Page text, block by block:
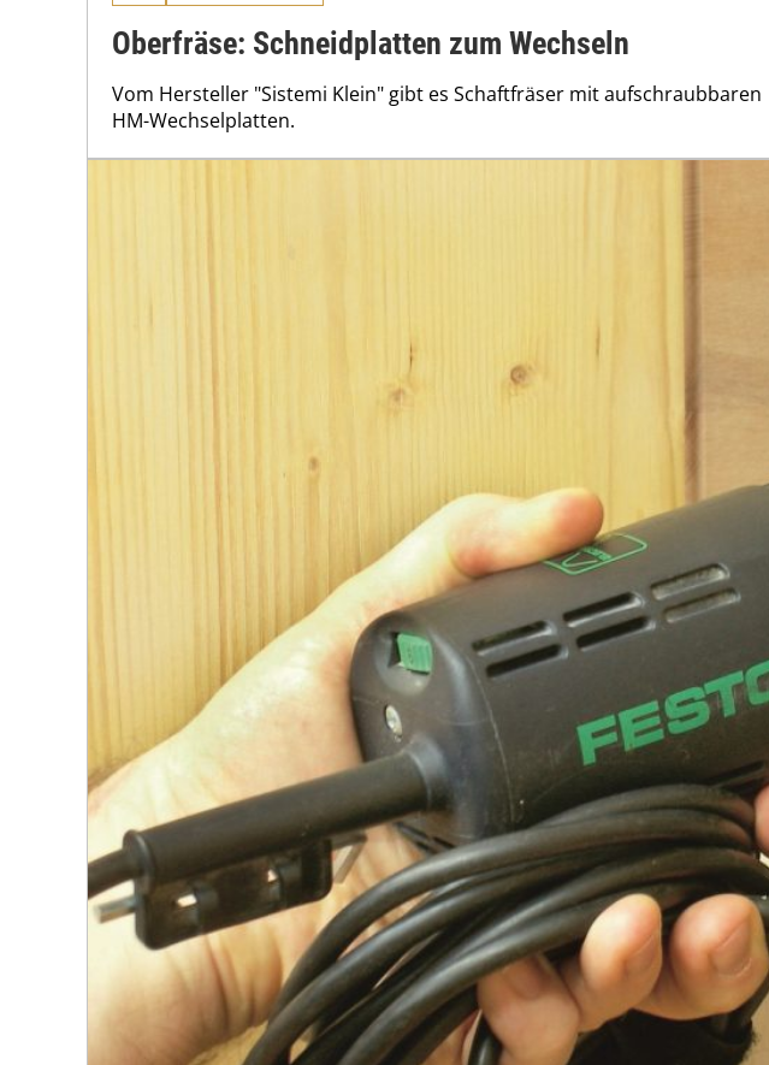
Oberfräse: Schneidplatten zum Wechseln
Vom Hersteller "Sistemi Klein" gibt es Schaftfräser mit aufschraubbaren
HM-Wechselplatten.